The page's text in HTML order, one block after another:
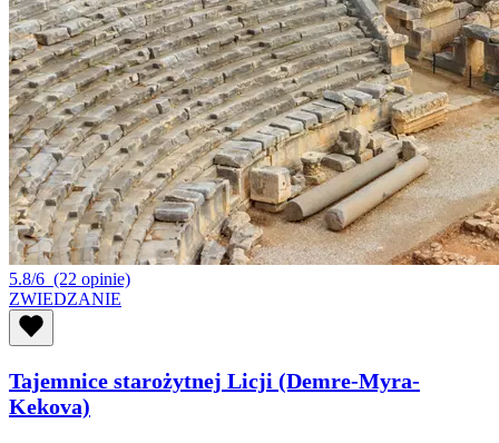
5.8/6 (22 opinie)
ZWIEDZANIE
Tajemnice starożytnej Licji (Demre-Myra-
Kekova)